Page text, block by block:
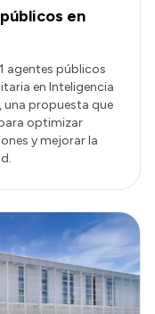
en
agentes públicos
en Inteligencia
una propuesta que
optimizar
y mejorar la